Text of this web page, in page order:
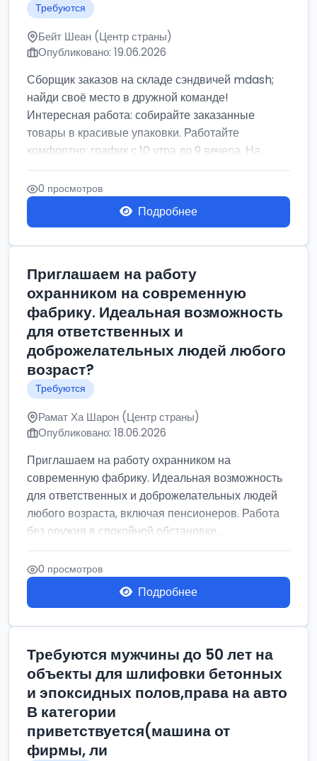
Требуются
Бейт Шеан (Центр страны)
Опубликовано: 19.06.2026
Сборщик заказов на складе сэндвичей mdash;
найди своё место в дружной команде!
Интересная работа: собирайте заказанные
товары в красивые упаковки. Работайте
комфортно: график с 10 утра до 9 вечера. На...
0 просмотров
Подробнее
Приглашаем на работу
охранником на современную
фабрику. Идеальная возможность
для ответственных и
доброжелательных людей любого
возраст?
Требуются
Рамат Ха Шарон (Центр страны)
Опубликовано: 18.06.2026
Приглашаем на работу охранником на
современную фабрику. Идеальная возможность
для ответственных и доброжелательных людей
любого возраста, включая пенсионеров. Работа
без оружия в спокойной обстановке....
0 просмотров
Подробнее
Требуются мужчины до 50 лет на
объекты для шлифовки бетонных
и эпоксидных полов,права на авто
В категории
приветствуется(машина от
фирмы, ли